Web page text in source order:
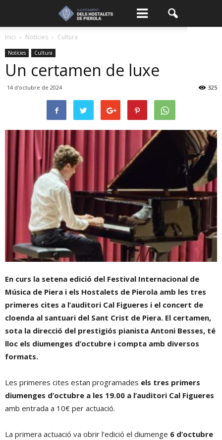
Inici Notícies Cultura
Notícies Cultura
Un certamen de luxe
14 d'octubre de 2024 325
En curs la setena edició del Festival Internacional de
Música de Piera i els Hostalets de Pierola amb les tres
primeres cites a l’auditori Cal Figueres i el concert de
cloenda al santuari del Sant Crist de Piera. El certamen,
sota la direcció del prestigiós pianista Antoni Besses, té
lloc els diumenges d’octubre i compta amb diversos
formats.
Les primeres cites estan programades els tres primers
diumenges d’octubre a les 19.00 a l’auditori Cal Figueres
amb entrada a 10€ per actuació.
La primera actuació va obrir l’edició el diumenge 6 d’octubre